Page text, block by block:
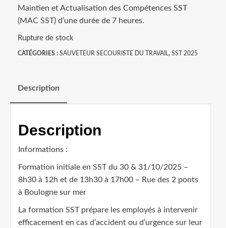
Maintien et Actualisation des Compétences SST
(MAC SST) d’une durée de 7 heures.
Rupture de stock
CATÉGORIES : SAUVETEUR SECOURISTE DU TRAVAIL, SST 2025
Description
Description
Informations :
Formation initiale en SST du 30 & 31/10/2025 –
8h30 à 12h et de 13h30 à 17h00 – Rue des 2 ponts
à Boulogne sur mer
La formation SST prépare les employés à intervenir
efficacement en cas d’accident ou d’urgence sur leur